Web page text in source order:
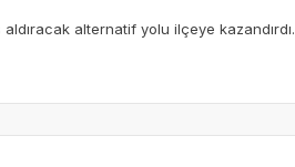
alternatif yolu ilçeye kazandırdı.